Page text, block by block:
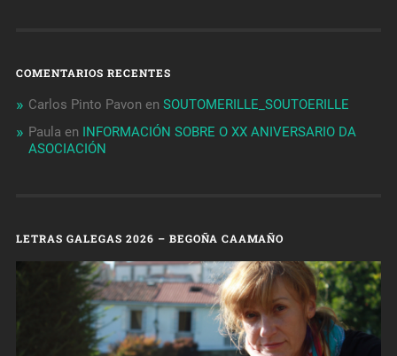
COMENTARIOS RECENTES
Carlos Pinto Pavon en SOUTOMERILLE_SOUTOERILLE
Paula en INFORMACIÓN SOBRE O XX ANIVERSARIO DA
ASOCIACIÓN
LETRAS GALEGAS 2026 – BEGOÑA CAAMAÑO